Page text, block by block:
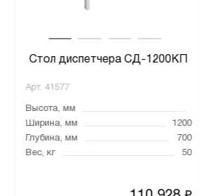
Стол диспетчера СД-1200КП
Арт. 41577
Высота, мм
Ширина, мм
1200
Глубина, мм
700
Вес, кг
50